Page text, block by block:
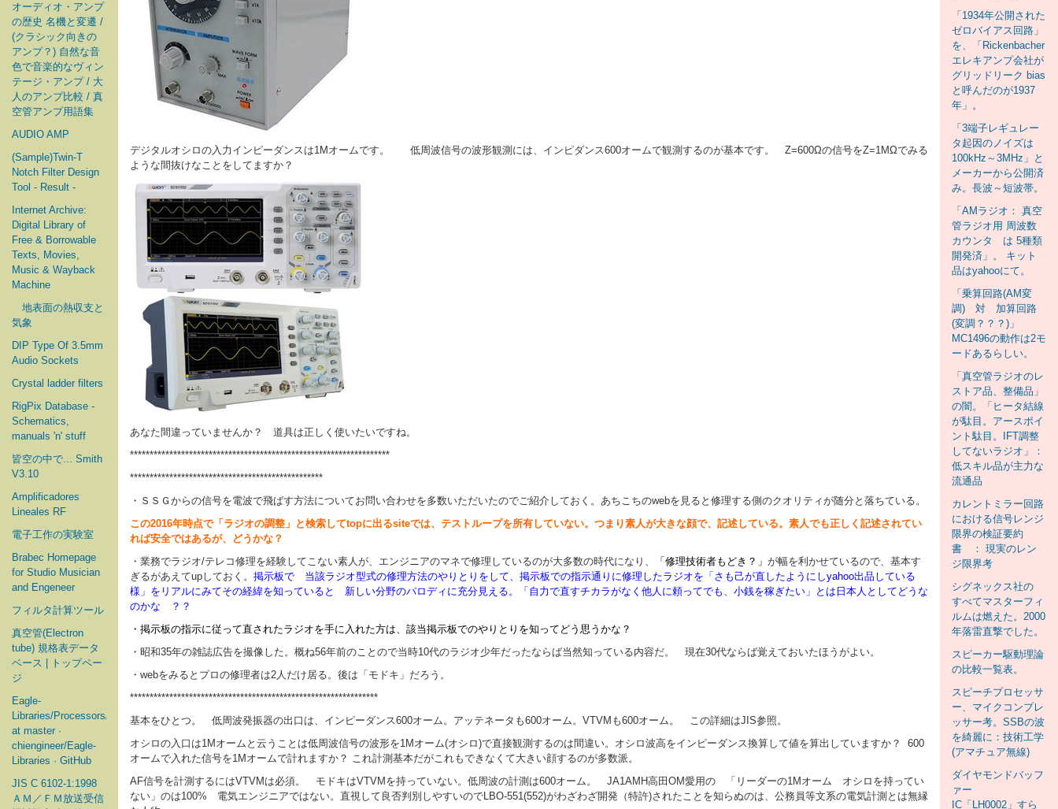
オーディオ・アンプ
の歴史 名機と変遷 /
(クラシック向きの
アンプ？) 自然な音
色で音楽的なヴィン
テージ・アンプ / 大
人のアンプ比較 / 真
空管アンプ用語集
AUDIO AMP
(Sample)Twin-T
Notch Filter Design
Tool - Result -
Internet Archive:
Digital Library of
Free & Borrowable
Texts, Movies,
Music & Wayback
Machine
地表面の熱収支と
気象
DIP Type Of 3.5mm
Audio Sockets
Crystal ladder filters
RigPix Database -
Schematics,
manuals 'n' stuff
皆空の中で... Smith
V3.10
Amplificadores
Lineales RF
電子工作の実験室
Brabec Homepage
for Studio Musician
and Engeneer
フィルタ計算ツール
真空管(Electron
tube) 規格表データ
ベース | トップペー
ジ
Eagle-
Libraries/Processors/Microchip
at master ·
chiengineer/Eagle-
Libraries · GitHub
JIS C 6102-1:1998
ＡＭ／ＦＭ放送受信
デジタルオシロの入力インピーダンスは1Mオームです。 低周波信号の波形観測には、インピダンス600オームで観測するのが基本です。 Z=600Ωの信号をZ=1MΩでみる
ような間抜けなことをしてますか？
あなた間違っていませんか？ 道具は正しく使いたいですね。
******************************************************************
*************************************************
・ＳＳＧからの信号を電波で飛ばす方法についてお問い合わせを多数いただいたのでご紹介しておく。あちこちのwebを見ると修理する側のクオリティが随分と落ちている。
この2016年時点で「ラジオの調整」と検索してtopに出るsiteでは、テストループを所有していない。つまり素人が大きな顔で、記述している。素人でも正しく記述されてい
れば安全ではあるが、どうかな？
・業務でラジオ/テレコ修理を経験してこない素人が、エンジニアのマネで修理しているのが大多数の時代になり、
「修理技術者もどき？」 が幅を利かせているので、基本す
ぎるがあえてupしておく。 掲示板で 当該ラジオ型式の修理方法のやりとりをして、掲示板での指示通りに修理したラジオを「さも己が直したようにしyahoo出品している
様」をリアルにみてその経緯を知っていると 新しい分野のパロディに充分見える。「自力で直すチカラがなく他人に頼ってでも、小銭を稼ぎたい」とは日本人としてどうな
のかな ？？
・掲示板の指示に従って直されたラジオを手に入れた方は、該当掲示板でのやりとりを知ってどう思うかな？
・昭和35年の雑誌広告を撮像した。概ね56年前のことので当時10代のラジオ少年だったならば当然知っている内容だ。 現在30代ならば覚えておいたほうがよい。
・webをみるとプロの修理者は2人だけ居る。後は「モドキ」だろう。
***************************************************************
基本をひとつ。 低周波発振器の出口は、インピーダンス600オーム。アッテネータも600オーム。VTVMも600オーム。 この詳細はJIS参照。
オシロの入口は1Mオームと云うことは低周波信号の波形を1Mオーム(オシロ)で直接観測するのは間違い。オシロ波高をインピーダンス換算して値を算出していますか？ 600
オームで入れた信号を1Mオームで計れますか？ これ計測基本だがこれもできなくて大きい顔するのが多数派。
AF信号を計測するにはVTVMは必須。 モドキはVTVMを持っていない。低周波の計測は600オーム。 JA1AMH高田OM愛用の 「リーダーの1Mオーム オシロを持ってい
ない」のは100% 電気エンジニアではない。直視して良否判別しやすいのでLBO-551(552)がわざわざ開発（特許)されたことを知らぬのは、公務員等文系の電気計測とは無縁
「1934年公開された
ゼロバイアス回路」
を、「Rickenbacher
エレキアンプ会社が
グリッドリーク bias
と呼んだのが1937
年」。
「3端子レギュレー
タ起因のノイズは
100kHz～3MHz」と
メーカーから公開済
み。長波～短波帯。
「AMラジオ： 真空
管ラジオ用 周波数
カウンタ は 5種類
開発済」。 キット
品はyahooにて。
「乗算回路(AM変
調) 対 加算回路
(変調？？？)」
MC1496の動作は2モ
ードあるらしい。
「真空管ラジオのレ
ストア品、整備品」
の闇。「ヒータ結線
が駄目。アースポイ
ント駄目。IFT調整
してないラジオ」：
低スキル品が主力な
流通品
カレントミラー回路
における信号レンジ
限界の検証要約
書 ： 現実のレン
ジ限界考
シグネックス社の
すべてマスターフィ
ルムは燃えた。2000
年落雷直撃でした。
スピーカー駆動理論
の比較一覧表。
スピーチプロセッサ
ー、マイクコンプレ
ッサー考。SSBの波
を綺麗に：技術工学
(アマチュア無線)
ダイヤモンドバッフ
ァー
IC「LH0002」すら